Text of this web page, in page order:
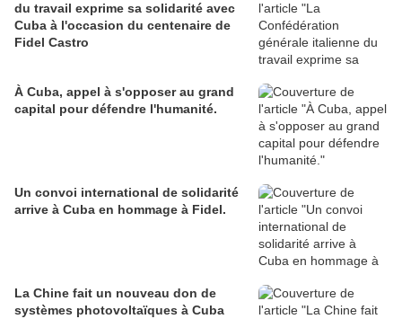
du travail exprime sa solidarité avec
Cuba à l'occasion du centenaire de
Fidel Castro
À Cuba, appel à s'opposer au grand
capital pour défendre l'humanité.
Un convoi international de solidarité
arrive à Cuba en hommage à Fidel.
La Chine fait un nouveau don de
systèmes photovoltaïques à Cuba